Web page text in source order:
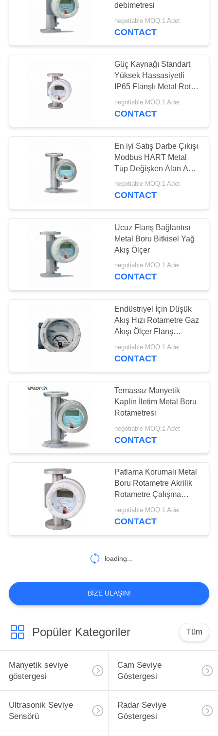
HARITASI
PRIVACY
POLICY
debimetresi
negotiable MOQ:1 Adet
CONTACT
Güç Kaynağı Standart
Yüksek Hassasiyetli
IP65 Flanşlı Metal Rotor
Akış Ölçer
negotiable MOQ:1 Adet
CONTACT
En iyi Satış Darbe Çıkışı
Modbus HART Metal
Tüp Değişken Alan Akış
Ölçer
negotiable MOQ:1 Adet
CONTACT
Ucuz Flanş Bağlantısı
Metal Boru Bitkisel Yağ
Akış Ölçer
negotiable MOQ:1 Adet
CONTACT
Endüstriyel İçin Düşük
Akış Hızı Rotametre Gaz
Akışı Ölçer Flanş
Bağlantısı
negotiable MOQ:1 Adet
CONTACT
Temassız Manyetik
Kaplin İletim Metal Boru
Rotametresi
negotiable MOQ:1 Adet
CONTACT
Patlama Korumalı Metal
Boru Rotametre Akrilik
Rotametre Çalışma
Basıncı 1mpa
negotiable MOQ:1 Adet
CONTACT
loading...
BIZE ULAŞIN!
Popüler Kategoriler Tüm
Manyetik seviye
göstergesi
Cam Seviye
Göstergesi
Ultrasonik Seviye
Sensörü
Radar Seviye
Göstergesi